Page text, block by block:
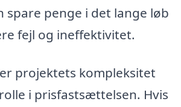
spare penge i det lange løb
fejl og ineffektivitet.
projektets kompleksitet
i prisfastsættelsen. Hvis